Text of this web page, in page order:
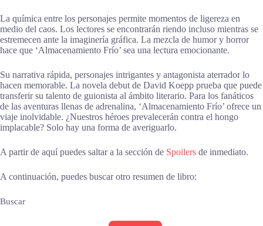
La química entre los personajes permite momentos de ligereza en
medio del caos. Los lectores se encontrarán riendo incluso mientras se
estremecen ante la imaginería gráfica. La mezcla de humor y horror
hace que ‘Almacenamiento Frío’ sea una lectura emocionante.
Su narrativa rápida, personajes intrigantes y antagonista aterrador lo
hacen memorable. La novela debut de David Koepp prueba que puede
transferir su talento de guionista al ámbito literario. Para los fanáticos
de las aventuras llenas de adrenalina, ‘Almacenamiento Frío’ ofrece un
viaje inolvidable. ¿Nuestros héroes prevalecerán contra el hongo
implacable? Solo hay una forma de averiguarlo.
A partir de aquí puedes saltar a la sección de Spoilers de inmediato.
A continuación, puedes buscar otro resumen de libro:
Buscar